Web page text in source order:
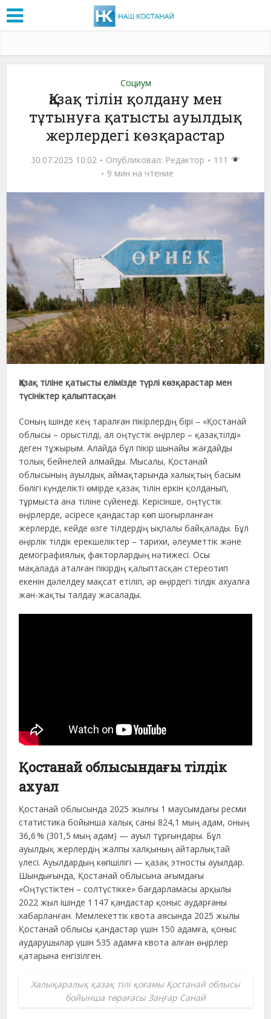
Социум
Қазақ тілін қолдану мен
тұтынуға қатысты ауылдық
жерлердегі көзқарастар
30.07.2025 10:02 Опубликовал: Редактор
111
9 мин на чтение
Қазақ тіліне қатысты елімізде түрлі көзқарастар мен
түсініктер қалыптасқан
Соның ішінде кең таралған пікірлердің бірі – «Қостанай
облысы – орыстілді, ал оңтүстік өңірлер – қазақтілді»
деген тұжырым. Алайда бұл пікір шынайы жағдайды
толық бейнелей алмайды. Мысалы, Қостанай
облысының ауылдық аймақтарында халықтың басым
бөлігі күнделікті өмірде қазақ тілін еркін қолданып,
тұрмыста ана тіліне сүйенеді. Керісінше, оңтүстік
өңірлерде, әсіресе қандастар көп шоғырланған
жерлерде, кейде өзге тілдердің ықпалы байқалады. Бұл
өңірлік тілдік ерекшеліктер – тарихи, әлеуметтік және
демографиялық факторлардың нәтижесі. Осы
мақалада аталған пікірдің қалыптасқан стереотип
екенін дәлелдеу мақсат етіліп, әр өңірдегі тілдік ахуалға
жан-жақты талдау жасалады.
Қостанай облысындағы тілдік
ахуал
Қостанай облысында 2025 жылғы 1 маусымдағы ресми
статистика бойынша халық саны 824,1 мың адам, оның
36,6 % (301,5 мың адам) — ауыл тұрғындары. Бұл
ауылдық жерлердің жалпы халқының айтарлықтай
үлесі. Ауылдардың көпшілігі — қазақ этносты ауылдар.
Шындығында, Қостанай облысына ағымдағы
«Оңтүстіктен – солтүстікке» бағдарламасы арқылы
2022 жыл ішінде 1 147 қандастар қоныс аударғаны
хабарланған. Мемлекеттік квота аясында 2025 жылы
Қостанай облысы қандастар үшін 150 адамға, қоныс
аударушылар үшін 535 адамға квота алған өңірлер
қатарына енгізілген.
Халықаралық қазақ тілі қоғамы Қостанай облысы
бойынша төрағасы Заңғар Санай